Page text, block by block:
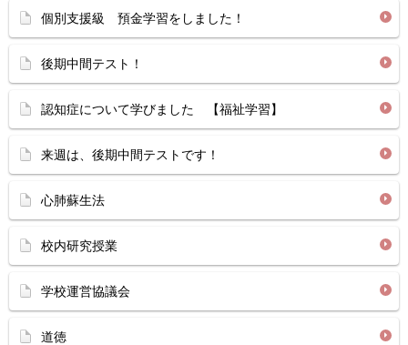
個別支援級 預金学習をしました！
後期中間テスト！
認知症について学びました 【福祉学習】
来週は、後期中間テストです！
心肺蘇生法
校内研究授業
学校運営協議会
道徳